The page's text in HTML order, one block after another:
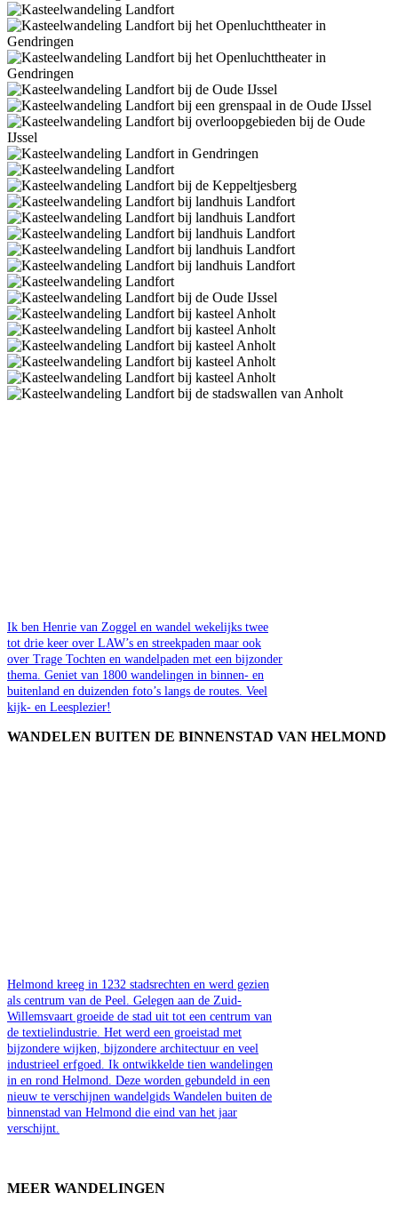
Ik ben Henrie van Zoggel en wandel wekelijks twee
tot drie keer over LAW’s en streekpaden maar ook
over Trage Tochten en wandelpaden met een bijzonder
thema. Geniet van 1800 wandelingen in binnen- en
buitenland en duizenden foto’s langs de routes. Veel
kijk- en Leesplezier!
WANDELEN BUITEN DE BINNENSTAD VAN HELMOND
Helmond kreeg in 1232 stadsrechten en werd gezien
als centrum van de Peel. Gelegen aan de Zuid-
Willemsvaart groeide de stad uit tot een centrum van
de textielindustrie. Het werd een groeistad met
bijzondere wijken, bijzondere architectuur en veel
industrieel erfgoed. Ik ontwikkelde tien wandelingen
in en rond Helmond. Deze worden gebundeld in een
nieuw te verschijnen wandelgids Wandelen buiten de
binnenstad van Helmond die eind van het jaar
verschijnt.
MEER WANDELINGEN